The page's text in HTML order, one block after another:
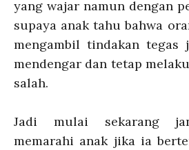
yang wajar namun dengan
supaya anak tahu bahwa
mengambil tindakan
mendengar dan tetap
salah.
Jadi mulai sekarang
memarahi anak jika ia